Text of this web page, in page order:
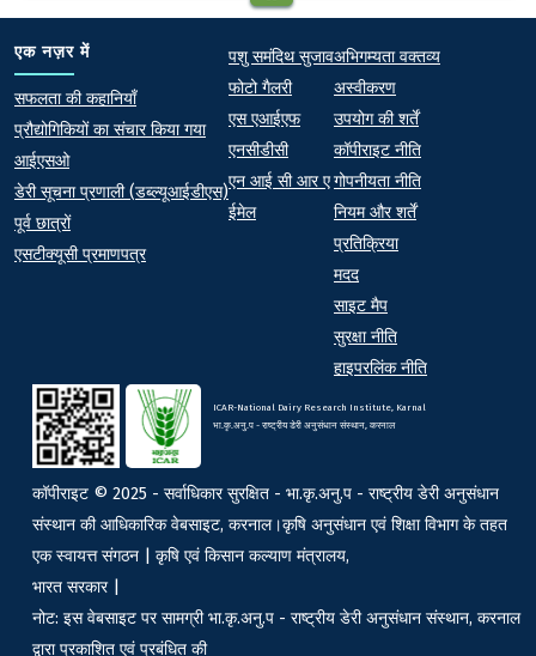
एक नज़र में
At a Glance
सफलता की कहानियाँ
प्रौद्योगिकियों का संचार किया गया
आईएसओ
डेरी सूचना प्रणाली (डब्ल्यूआईडीएस)
पूर्व छात्रों
एसटीक्यूसी प्रमाणपत्र
Quick links
पशु समंदिथ सुजाव
फोटो गैलरी
एस एआईएफ
एनसीडीसी
एन आई सी आर ए
ईमेल
Footer
अभिगम्यता वक्तव्य
अस्वीकरण
उपयोग की शर्तें
कॉपीराइट नीति
गोपनीयता नीति
नियम और शर्तें
प्रतिक्रिया
मदद
साइट मैप
सुरक्षा नीति
हाइपरलिंक नीति
ICAR-National Dairy Research Institute, Karnal
भा.कृ.अनु.प - राष्ट्रीय डेरी अनुसंधान संस्थान, करनाल
कॉपीराइट © 2025 - सर्वाधिकार सुरक्षित - भा.कृ.अनु.प - राष्ट्रीय डेरी अनुसंधान
संस्थान की आधिकारिक वेबसाइट, करनाल।कृषि अनुसंधान एवं शिक्षा विभाग के तहत
एक स्वायत्त संगठन | कृषि एवं किसान कल्याण मंत्रालय,
भारत सरकार |
नोट: इस वेबसाइट पर सामग्री भा.कृ.अनु.प - राष्ट्रीय डेरी अनुसंधान संस्थान, करनाल
द्वारा प्रकाशित एवं प्रबंधित की